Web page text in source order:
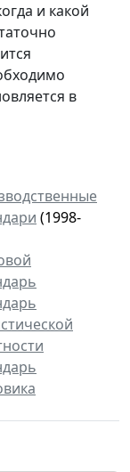
и какой
в
(1998-